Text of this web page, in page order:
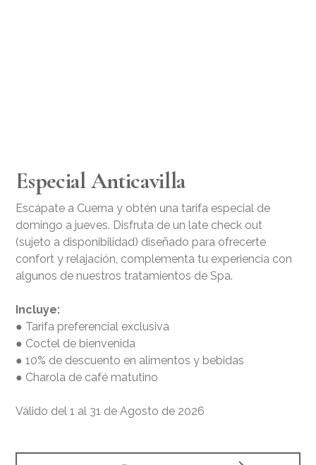
Especial Anticavilla
Escápate a Cuerna y obtén una tarifa especial de
domingo a jueves. Disfruta de un late check out
(sujeto a disponibilidad) diseñado para ofrecerte
confort y relajación, complementa tu experiencia con
algunos de nuestros tratamientos de Spa.
Incluye:
● Tarifa preferencial exclusiva
● Coctel de bienvenida
● 10% de descuento en alimentos y bebidas
● Charola de café matutino
Válido del 1 al 31 de Agosto de 2026